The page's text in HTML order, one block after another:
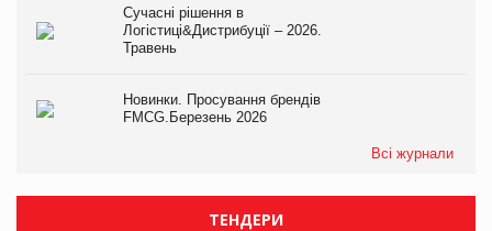
Сучасні рішення в
Логістиці&Дистрибуції – 2026.
Травень
Новинки. Просування брендів
FMCG.Березень 2026
Всі журнали
ТЕНДЕРИ